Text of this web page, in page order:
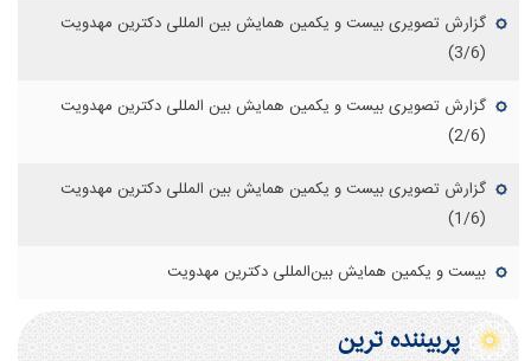
گزارش تصویری بیست و یکمین همایش بین المللی دکترین مهدویت
(3/6)
گزارش تصویری بیست و یکمین همایش بین المللی دکترین مهدویت
(2/6)
گزارش تصویری بیست و یکمین همایش بین المللی دکترین مهدویت
(1/6)
بیست و یکمین همایش بین‌المللی دکترین مهدویت
پربيننده ترين